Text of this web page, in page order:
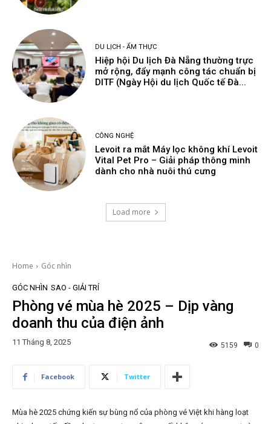
DU LỊCH - ẨM THỰC
Hiệp hội Du lịch Đà Nẵng thường trực
mở rộng, đẩy mạnh công tác chuẩn bị
DITF (Ngày Hội du lịch Quốc tế Đà...
CÔNG NGHỆ
Levoit ra mắt Máy lọc không khí Levoit
Vital Pet Pro – Giải pháp thông minh
dành cho nhà nuôi thú cưng
Load more